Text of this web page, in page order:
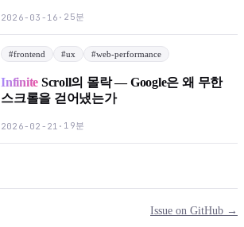
2026-03-16 · 25분
#frontend #ux #web-performance
Infinite Scroll의 몰락 — Google은 왜 무한
스크롤을 걷어냈는가
2026-02-21 · 19분
Issue on GitHub →